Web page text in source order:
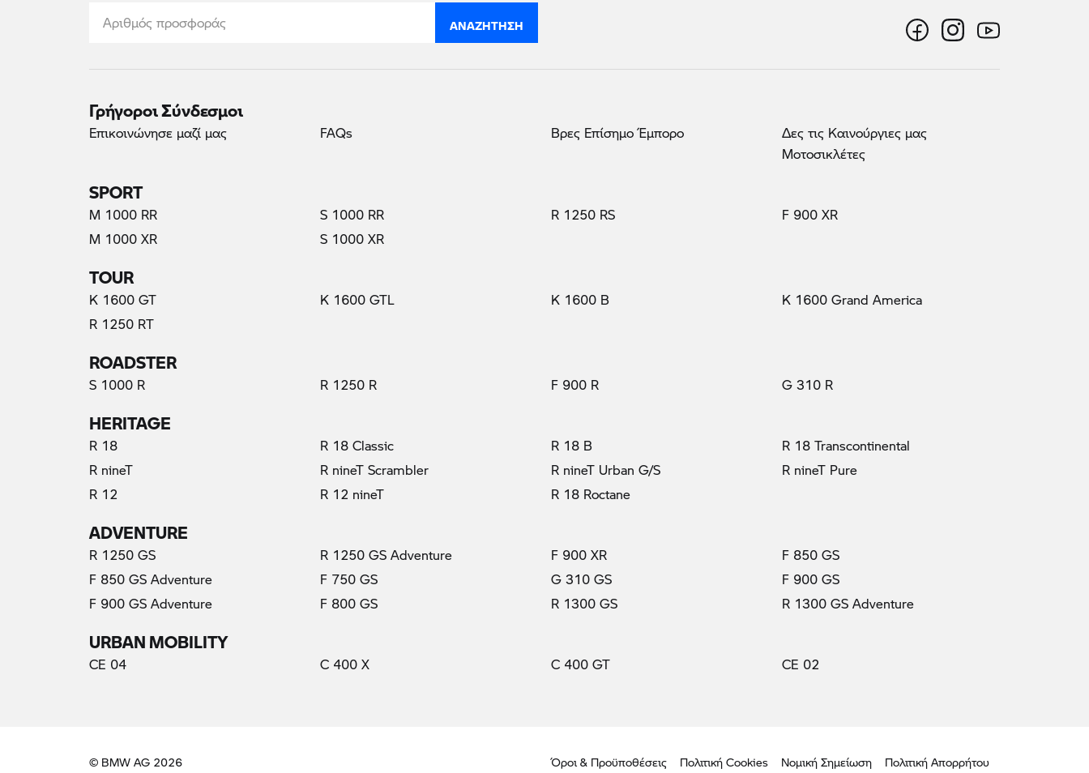
ΑΝΑΖΉΤΗΣΗ
Γρήγοροι Σύνδεσμοι
Επικοινώνησε μαζί μας FAQs Βρες Επίσημο Έμπορο
Δες τις Καινούργιες μας
Μοτοσικλέτες
SPORT
M 1000 RR S 1000 RR R 1250 RS
F 900 XR
M 1000 XR
S 1000 XR
TOUR
K 1600 GT K 1600 GTL K 1600 B
K 1600 Grand America
R 1250 RT
ROADSTER
S 1000 R R 1250 R F 900 R G 310 R
HERITAGE
R 18 R 18 Classic R 18 B
R 18 Transcontinental
R nineT
R nineT Scrambler R nineT Urban G/S
R nineT Pure
R 12
R 12 nineT R 18 Roctane
ADVENTURE
R 1250 GS R 1250 GS Adventure F 900 XR
F 850 GS
F 850 GS Adventure
F 750 GS G 310 GS
F 900 GS
F 900 GS Adventure
F 800 GS R 1300 GS R 1300 GS Adventure
URBAN MOBILITY
CE 04 C 400 X C 400 GT CE 02
Όροι & Προϋποθέσεις Πολιτική Cookies Νομική Σημείωση Πολιτική Απορρήτου
© BMW AG 2026